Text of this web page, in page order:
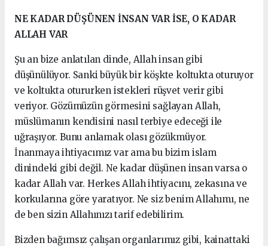
NE KADAR DÜŞÜNEN İNSAN VAR İSE, O KADAR
ALLAH VAR
Şu an bize anlatılan dinde, Allah insan gibi
düşünülüyor. Sanki büyük bir köşkte koltukta oturuyor
ve koltukta otururken istekleri rüşvet verir gibi
veriyor. Gözümüzün görmesini sağlayan Allah,
müslümanın kendisini nasıl terbiye edeceği ile
uğraşıyor. Bunu anlamak olası gözükmüyor.
İnanmaya ihtiyacımız var ama bu bizim islam
dinindeki gibi değil. Ne kadar düşünen insan varsa o
kadar Allah var. Herkes Allah ihtiyacını, zekasına ve
korkularına göre yaratıyor. Ne siz benim Allahımı, ne
de ben sizin Allahınızı tarif edebilirim.
Bizden bağımsız çalışan organlarımız gibi, kainattaki